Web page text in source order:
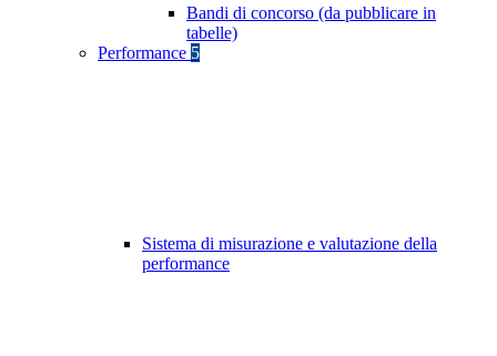
Bandi di concorso (da pubblicare in
tabelle)
Performance 5
Sistema di misurazione e valutazione della
performance